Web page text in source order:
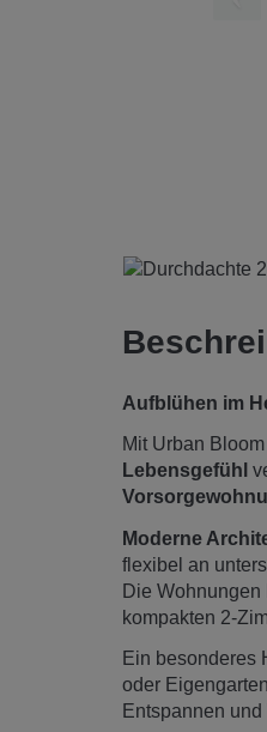
Aufblühen im
Mit Urban
Lebensgefühl
Moderne
flexibel an
Die
kompakten 2-
Ein besonderes
oder
Entspannen